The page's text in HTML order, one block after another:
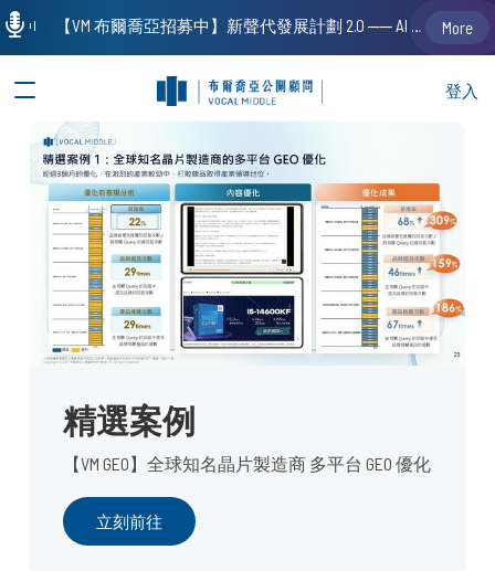
登入
精選案例
【VM GEO】全球知名晶片製造商 多平台 GEO 優化
立刻前往
【VM 布爾喬亞招募中】新聲代發展計劃 2.0 ── AI PR 人才加速養成計劃（歡迎「應屆畢業生」、「一年以下相關 / 三年以下非相關經驗工作者」申請加入） More